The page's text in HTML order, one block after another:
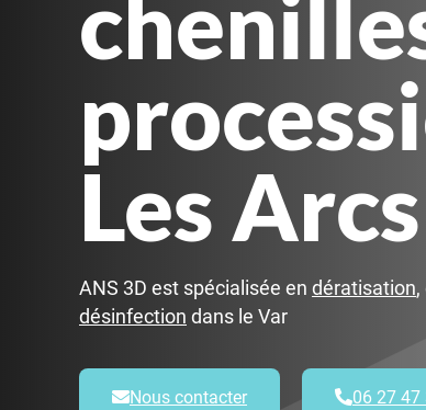
Les Arcs
ANS 3D est spécialisée en dératisation,
désinfection dans le Var
Nous contacter 06 27 47